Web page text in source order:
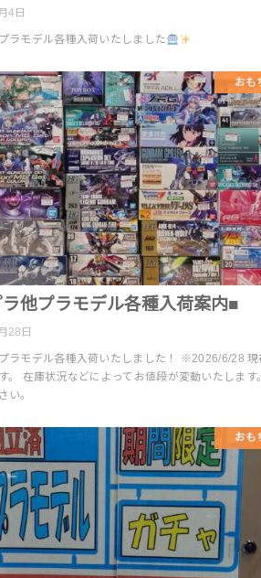
4日
ラモデル各種入荷いたしました
おも
他プラモデル各種入荷案内■
28日
ラモデル各種入荷いたしました！ ※2026/6/28 現
。 在庫状況などによってお値段が変動いたします
い。
おも